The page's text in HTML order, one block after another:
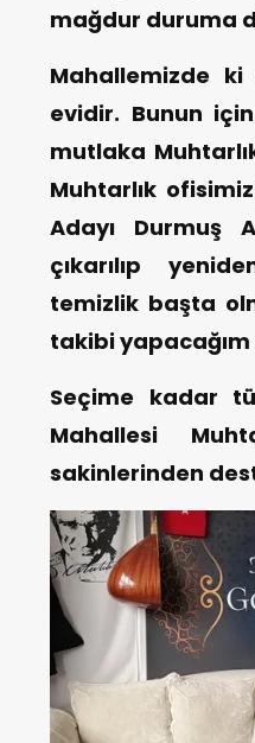
mağdur duruma
Mahallemizde
evidir. Bunun
mutlaka
Muhtarlık
Adayı Durmuş
çıkarılıp
temizlik başta
takibi yapacağım
Seçime kadar
Mahallesi
sakinlerinden